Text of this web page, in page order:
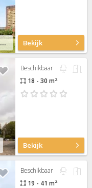
Fascinatio Boulevard 522, Capelle aan den IJssel Bekijk
Beschikbaar
18 - 30 m2
Bekijk
Beschikbaar
19 - 41 m2